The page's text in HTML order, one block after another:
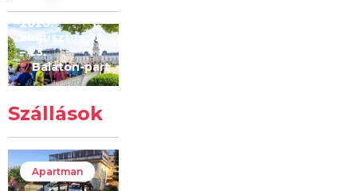
2026.
augusztus 22
– 23.
Balaton-part
Szállások
Apartman